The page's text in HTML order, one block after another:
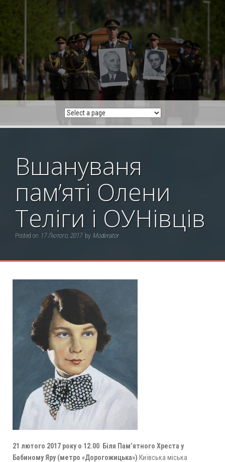
Вшануваня
пам’яті Олени
Теліги і ОУНівців
Posted on 17 Лютого, 2017 by Moderator
21 лютого 2017 року о 12.00 Біля Пам’ятного Хреста у
Бабиному Яру (метро «Дорогожицька») Київська міська